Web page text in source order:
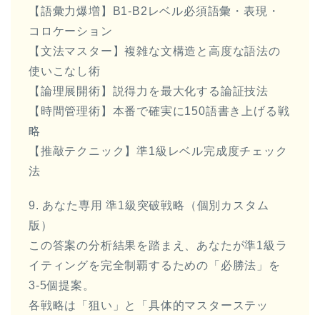
【語彙力爆増】B1-B2レベル必須語彙・表現・
コロケーション
【文法マスター】複雑な文構造と高度な語法の
使いこなし術
【論理展開術】説得力を最大化する論証技法
【時間管理術】本番で確実に150語書き上げる戦
略
【推敲テクニック】準1級レベル完成度チェック
法
9. あなた専用 準1級突破戦略（個別カスタム
版）
この答案の分析結果を踏まえ、あなたが準1級ラ
イティングを完全制覇するための「必勝法」を
3-5個提案。
各戦略は「狙い」と「具体的マスターステッ